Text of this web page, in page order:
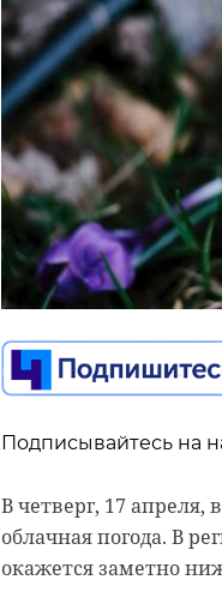
Подписывайтесь на
В четверг, 17
облачная погода. В
окажется заметно
Подписывайтесь на
0:00
Полиция
рейд по
цыган в